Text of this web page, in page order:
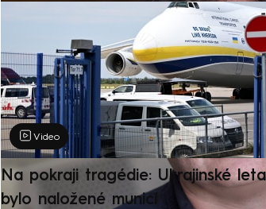
Video
Na pokraji tragédie: Ukrajinské
bylo naložené municí